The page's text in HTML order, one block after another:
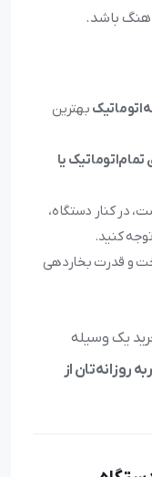
باشد.
بهترین
یا
در کنار دستگاه،
کنید.
و قدرت بخاردهی
یک وسیله
روزانه‌تان از